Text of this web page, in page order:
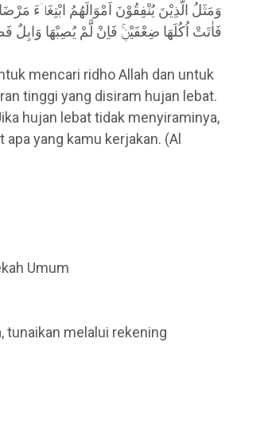
وَمَثَلُ الَّذِيْنَ يُنْفِقُوْنَ اَمْوَالَهُمُ ابْتِغَاۤءَ
فَاٰتَتْ اُكُلَهَا ضِعْفَيْنِۚ فَاِنْ لَّمْ يُصِبْهَا وَابِلٌ
mencari ridho Allah dan untuk
tinggi yang disiram hujan lebat.
hujan lebat tidak menyiraminya,
yang kamu kerjakan. (Al
Umum
tunaikan melalui rekening